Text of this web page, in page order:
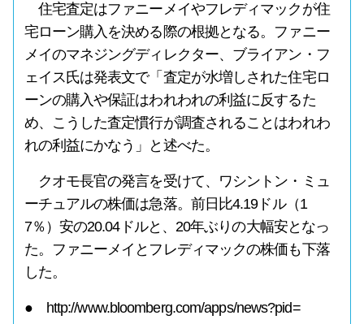
住宅査定はファニーメイやフレディマックが住
宅ローン購入を決める際の根拠となる。ファニー
メイのマネジングディレクター、ブライアン・フ
ェイス氏は発表文で「査定が水増しされた住宅ロ
ーンの購入や保証はわれわれの利益に反するた
め、こうした査定慣行が調査されることはわれわ
れの利益にかなう」と述べた。
クオモ長官の発言を受けて、ワシントン・ミュ
ーチュアルの株価は急落。前日比4.19ドル（1
7％）安の20.04ドルと、20年ぶりの大幅安となっ
た。ファニーメイとフレディマックの株価も下落
した。
● http://www.bloomberg.com/apps/news?pid=